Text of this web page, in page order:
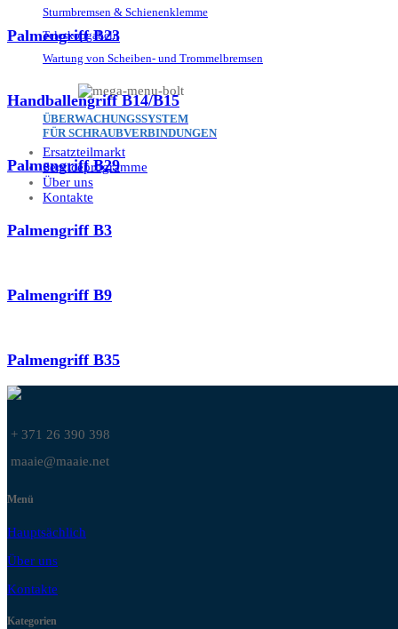
Sturmbremsen & Schienenklemme
Teleskopgabeln
Wartung von Scheiben- und Trommelbremsen
ÜBERWACHUNGSSYSTEM
FÜR SCHRAUBVERBINDUNGEN
Ersatzteilmarkt
Serviceprogramme
Über uns
Kontakte
Palmengriff B23
Handballengriff B14/B15
Palmengriff B29
Palmengriff B3
Palmengriff B9
Palmengriff B35
+ 371 26 390 398
maaie@maaie.net
Menü
Hauptsächlich
Über uns
Kontakte
Kategorien